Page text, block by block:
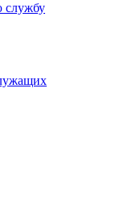
службу